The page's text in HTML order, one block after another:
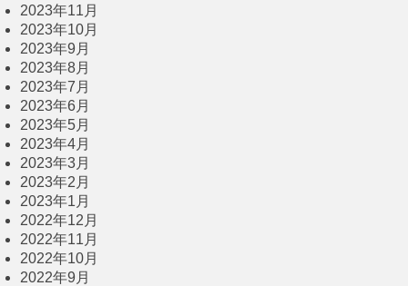
2023年11月
2023年10月
2023年9月
2023年8月
2023年7月
2023年6月
2023年5月
2023年4月
2023年3月
2023年2月
2023年1月
2022年12月
2022年11月
2022年10月
2022年9月